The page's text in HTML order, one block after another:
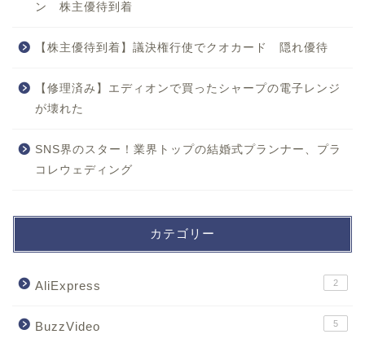
ン 株主優待到着
【株主優待到着】議決権行使でクオカード 隠れ優待
【修理済み】エディオンで買ったシャープの電子レンジ
が壊れた
SNS界のスター！業界トップの結婚式プランナー、プラ
コレウェディング
カテゴリー
AliExpress 2
BuzzVideo 5